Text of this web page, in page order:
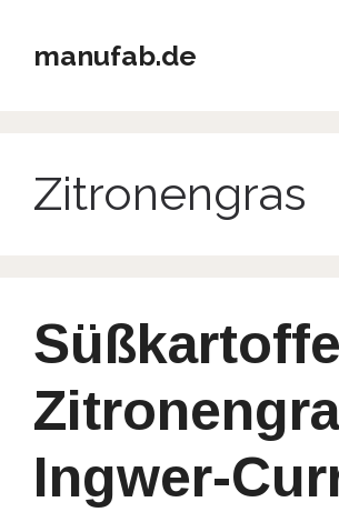
Inhaltmanufab.de
Zitronengras
Ingwer-